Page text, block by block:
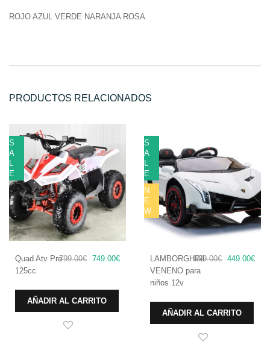
ROJO AZUL VERDE NARANJA ROSA
PRODUCTOS RELACIONADOS
S
A
L
E
Quad Atv Pro
125cc
799.00€ El
799.00€.
749.00€El
AÑADIR AL CARRITO
S
A
L
E
N
E
W
LAMBORGHINI
VENENO para
niños 12v
529.00€ El
449.00€El
AÑADIR AL CARRITO